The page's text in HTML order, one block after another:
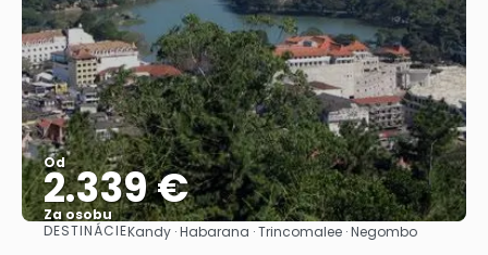
Od
2.339 €
Za osobu
Pozrieť sa
DESTINÁCIEKandy · Habarana · Trincomalee · Negombo